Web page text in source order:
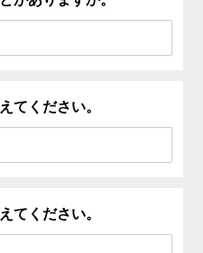
てください。
てください。